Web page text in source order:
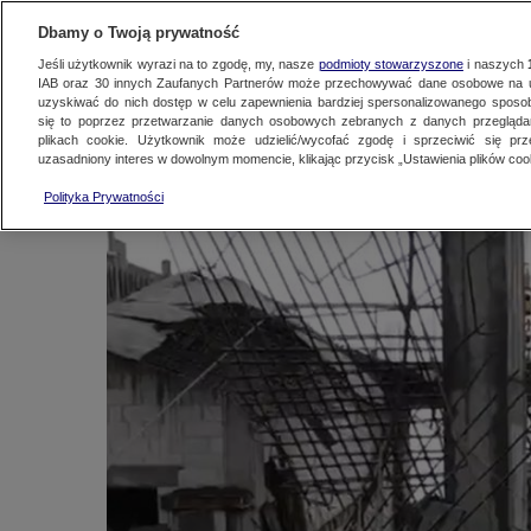
KONTAKT24
Podpory budowlane
Kontakt24
Dbamy o Twoją prywatność
Jeśli użytkownik wyrazi na to zgodę, my, nasze podmioty stowarzyszonei naszych
IAB oraz 30innych Zaufanych Partnerów może przechowywać dane osobowe na
uzyskiwać do nich dostęp w celu zapewnienia bardziej spersonalizowanego
się to poprzez przetwarzanie danych osobowych zebranych z danych
plikach cookie. Użytkownik może udzielić/wycofać zgodę i sprzeciwić się
uzasadniony interes w dowolnym momencie, klikając przycisk „Ustawienia plików
Polityka Prywatności